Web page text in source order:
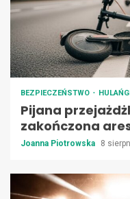
BEZPIECZEŃSTWO
Pijana
zakończona
Joanna Piotrowska 8